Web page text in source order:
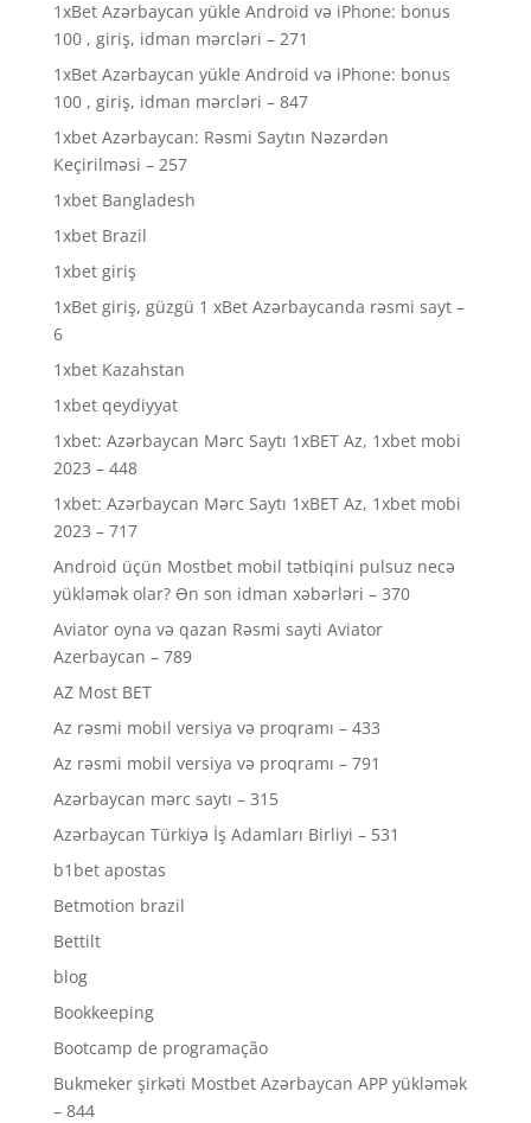
1xBet Azərbaycan yükle Android və iPhone: bonus
100 , giriş, idman mərcləri – 271
1xBet Azərbaycan yükle Android və iPhone: bonus
100 , giriş, idman mərcləri – 847
1xbet Azərbaycan: Rəsmi Saytın Nəzərdən
Keçirilməsi – 257
1xbet Bangladesh
1xbet Brazil
1xbet giriş
1xBet giriş, güzgü 1 xBet Azərbaycanda rəsmi sayt –
6
1xbet Kazahstan
1xbet qeydiyyat
1xbet: Azərbaycan Mərc Saytı 1xBET Az, 1xbet mobi
2023 – 448
1xbet: Azərbaycan Mərc Saytı 1xBET Az, 1xbet mobi
2023 – 717
Android üçün Mostbet mobil tətbiqini pulsuz necə
yükləmək olar? Ən son idman xəbərləri – 370
Aviator oyna və qazan Rəsmi sayti Aviator
Azerbaycan – 789
AZ Most BET
Az rəsmi mobil versiya və proqramı – 433
Az rəsmi mobil versiya və proqramı – 791
Azərbaycan mərc saytı – 315
Azərbaycan Türkiyə İş Adamları Birliyi – 531
b1bet apostas
Betmotion brazil
Bettilt
blog
Bookkeeping
Bootcamp de programação
Bukmeker şirkəti Mostbet Azərbaycan APP yükləmək
– 844